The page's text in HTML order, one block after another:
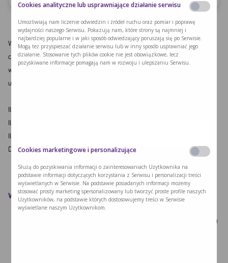
Warzywa ugotować na parze, rozdrobnić widelcem, dodać zmiażdżony
czosnek, sól i pieprz. Każdy arkusz papieru ryżowego zanurzyć na chwilę w
wodzie, następnie wyłożyć farsz warzywny na papier i zawinąć. Sajgonki
usmażyć na oleju.
Ilość fenyloalaniny: 189 mg
Ilość białka: 4,2 g
Ilość energii: 262 kcal
Dla ilu osób jest danie: 1
Wartość odżywcza przepisu
PHE (mg)
Cookies analityczne lub usprawniające działanie serwisu
Umożliwiają nam liczenie odwiedzin i źródeł ruchu oraz pomiar i poprawę
wydajności naszego Serwisu. Pokazują nam, które strony są najmniej i
najbardziej popularne i w jaki sposób odwiedzający poruszają się po Serwisie.
Mogą też przyspieszać działanie serwisu lub w inny sposób usprawniać jego
działanie. Stosowanie tych plików cookie nie jest obowiązkowe, lecz
pozyskiwane informacje pomagają nam w rozwoju i ulepszaniu Serwisu.
Cookies marketingowe i personalizujące
Służą do pozyskiwania informacji o zainteresowaniach Użytkownika na
podstawie informacji dotyczących korzystania z Serwisu i personalizacji treści
wyświetlanych w Serwisie. Na podstawie posiadanych informacji możemy
stosować prosty marketing spersonalizowany lub tworzyć proste profile naszych
Użytkowników, na podstawie których dostosowujemy treści w Serwisie
wyświetlane naszym Użytkownikom.